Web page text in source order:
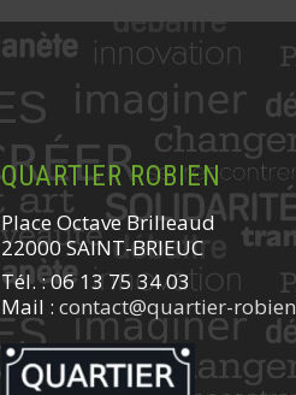
QUARTIER ROBIEN
Place Octave Brilleaud
22000 SAINT-BRIEUC
Tél. : 06 13 75 34 03
Mail : contact@quartier-